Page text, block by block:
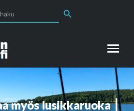
myös lusikkaruoka ⎮